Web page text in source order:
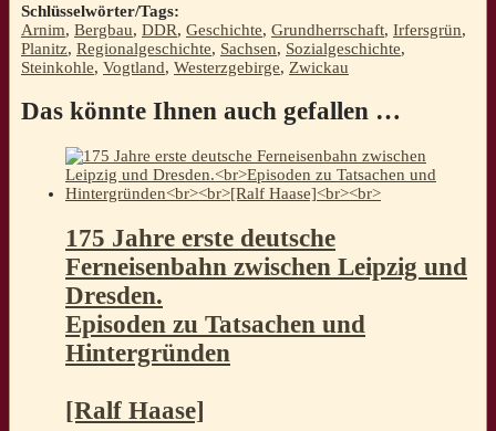
Schlüsselwörter/Tags:
Arnim, Bergbau, DDR, Geschichte, Grundherrschaft, Irfersgrün,
Planitz, Regionalgeschichte, Sachsen, Sozialgeschichte,
Steinkohle, Vogtland, Westerzgebirge, Zwickau
Das könnte Ihnen auch gefallen …
175 Jahre erste deutsche
Ferneisenbahn zwischen Leipzig und
Dresden.
Episoden zu Tatsachen und
Hintergründen
[Ralf Haase]